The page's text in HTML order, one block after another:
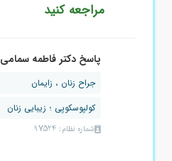
مراجعه کنید
پاسخ دکتر فاطمه سمامی
جراح زنان ، زایمان
کولپوسکوپی ؛ زیبایی زنان
شماره نظام: 97524